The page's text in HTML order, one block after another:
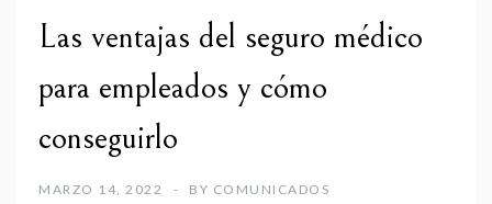
Las ventajas del seguro médico
para empleados y cómo
conseguirlo
MARZO 14, 2022 BY COMUNICADOS